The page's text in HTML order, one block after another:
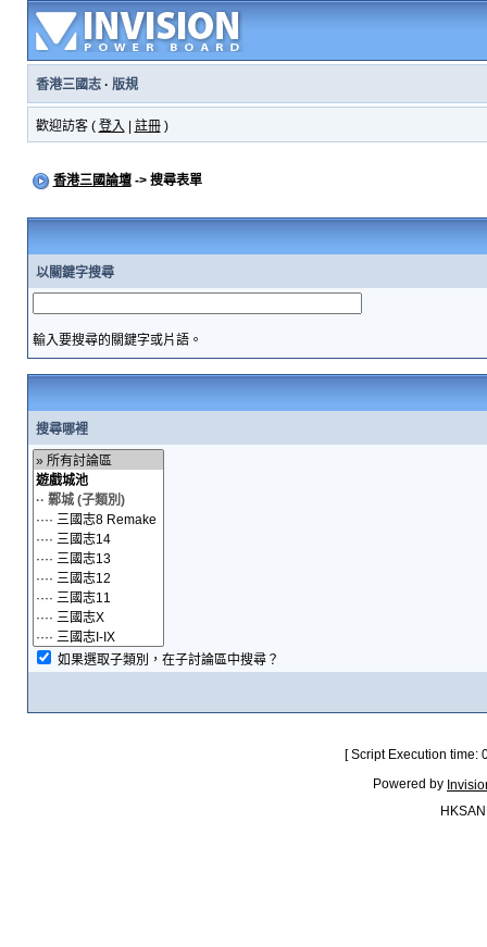
香港三國志· 版規
歡迎訪客 ( 登入 註冊)
香港三國論壇-> 搜尋表單
以關鍵字搜尋
輸入要搜尋的關鍵字或片語。
搜尋哪裡
如果選取子類別，在子討論區中搜尋？
[ Script Execution
Powered by